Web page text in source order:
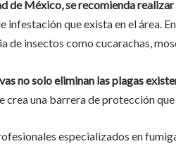
de México, se recomienda
que exista en el área.
de insectos como cucarachas,
no solo eliminan las plagas
una barrera de protección
especializados en